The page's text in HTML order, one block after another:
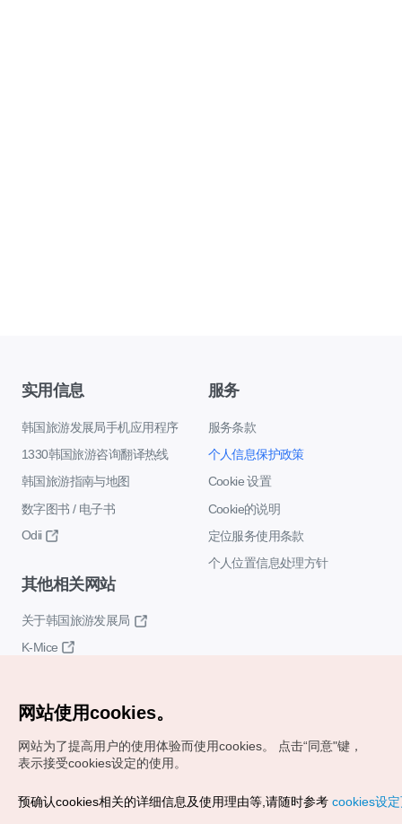
实用信息
韩国旅游发展局手机应用程序
1330韩国旅游咨询翻译热线
韩国旅游指南与地图
数字图书 / 电子书
Odii
服务
服务条款
个人信息保护政策
Cookie 设置
Cookie的说明
定位服务使用条款
个人位置信息处理方针
其他相关网站
关于韩国旅游发展局
K-Mice
Copyrights (c) 韩国旅游发展局版权所有
网站使用cookies。
网站为了提高用户的使用体验而使用cookies。
点击“同意"键，
表示接受cookies设定的使用。
预确认cookies相关的详细信息及使用理由等,请随时参考 cookies设